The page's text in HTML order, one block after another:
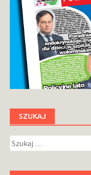
SZUKAJ
Szukaj: